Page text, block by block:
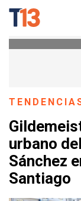
urbano
Sánchez
Santiago